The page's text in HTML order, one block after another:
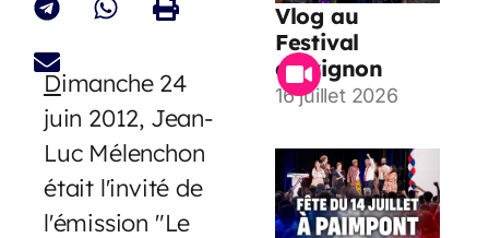
Dimanche 24
juin 2012, Jean-
Luc Mélenchon
était l'invité de
l'émission "Le
Vlog au
Festival
d’Avignon
16 juillet 2026